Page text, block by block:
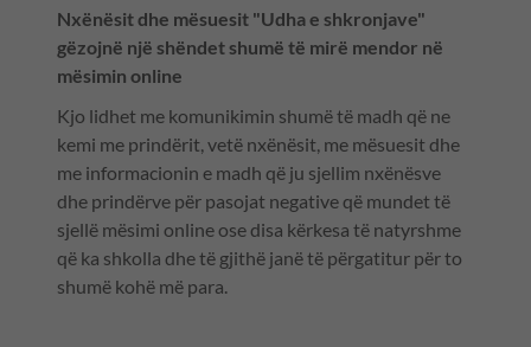
Nxënësit dhe mësuesit "Udha e shkronjave"
gëzojnë një shëndet shumë të mirë mendor në
mësimin online
Kjo lidhet me komunikimin shumë të madh që ne
kemi me prindërit, vetë nxënësit, me mësuesit dhe
me informacionin e madh që ju sjellim nxënësve
dhe prindërve për pasojat negative që mundet të
sjellë mësimi online ose disa kërkesa të natyrshme
që ka shkolla dhe të gjithë janë të përgatitur për to
shumë kohë më para.